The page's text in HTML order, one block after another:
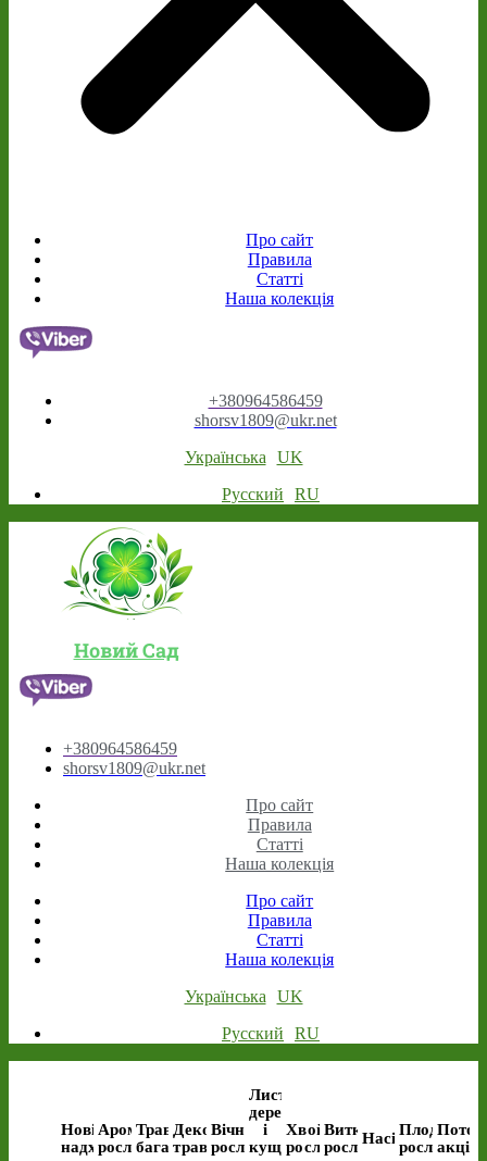
Про сайт
Правила
Статті
Наша колекція
+380964586459
shorsv1809@ukr.net
Українська
UK
Русский
RU
Новий Сад
+380964586459
shorsv1809@ukr.net
Про сайт
Правила
Статті
Наша колекція
Про сайт
Правила
Статті
Наша колекція
Українська
UK
Русский
RU
Нові
надходження
Ароматичні
рослини
Трав’янисті
багаторічні
Декоративні
трави
Вічнозелені
рослини
Листяні
дерева
і
кущі
Хвойні
рослини
Виткі
рослиниНасінняПлодові
рослини
акція